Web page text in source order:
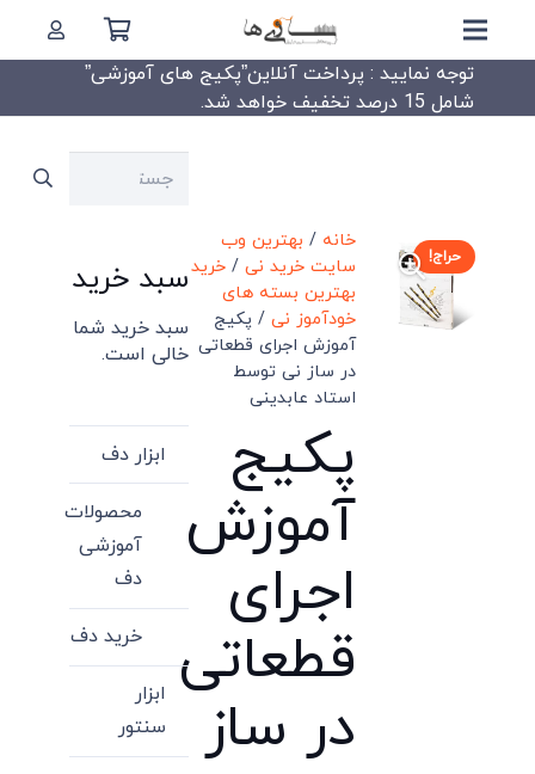
توجه نمایید : پرداخت آنلاین”پکیج های آموزشی”
شامل 15 درصد تخفیف خواهد شد.
حراج!
خانه / بهترین وب
سایت خرید نی /خرید
بهترین بسته های
خودآموز نی / پکیج
آموزش اجرای قطعاتی
در ساز نی توسط
استاد عابدینی
پکیج
آموزش
اجرای
قطعاتی
در ساز
جستجو
سبد خرید
سبد خرید شما
خالی است.
ابزار دف
محصولات
آموزشی
دف
خرید دف
ابزار
سنتور